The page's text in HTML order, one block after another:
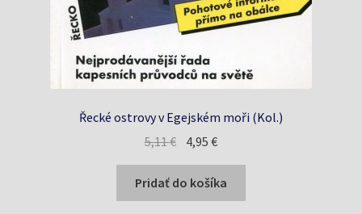
Řecké ostrovy v Egejském moři (Kol.)
5,11€ Pôvodná
cena
bola:
5,11 €.
4,95€Aktuálna
cena
je:
4,95 €.
Pridať do košíka